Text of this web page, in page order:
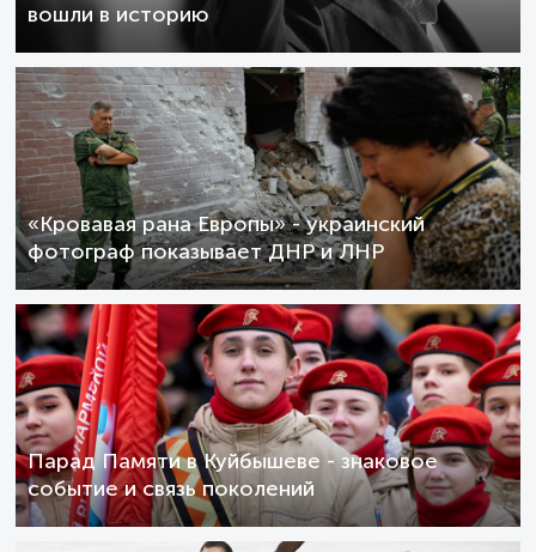
вошли в историю
«Кровавая рана Европы» - украинский
фотограф показывает ДНР и ЛНР
Парад Памяти в Куйбышеве - знаковое
событие и связь поколений